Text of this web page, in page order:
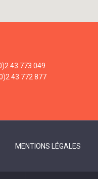
43 773 049
43 772 877
MENTIONS LÉGALES